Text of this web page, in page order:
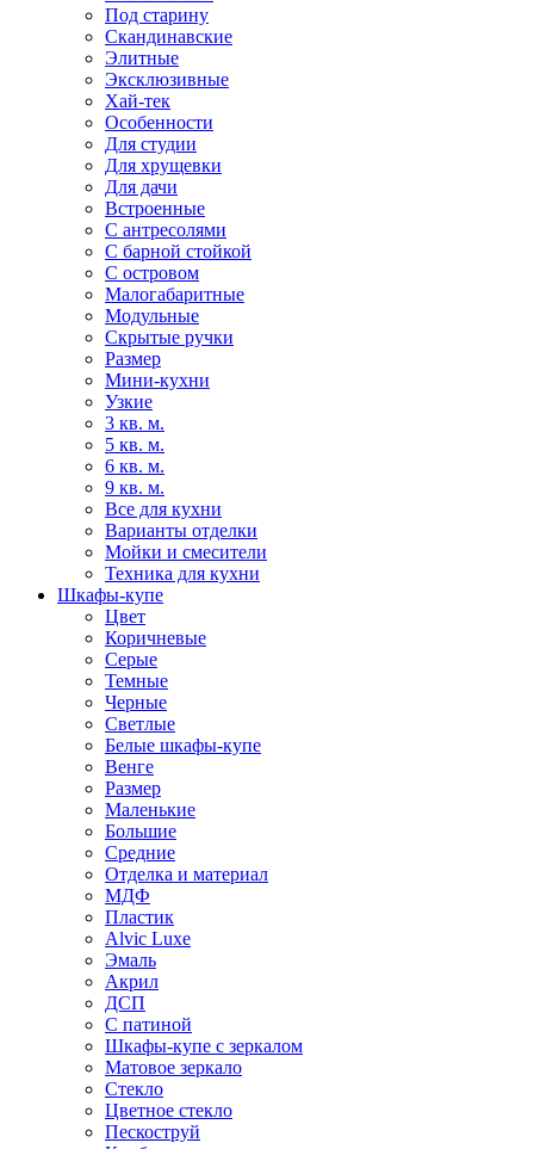
Под старину
Скандинавские
Элитные
Эксклюзивные
Хай-тек
Особенности
Для студии
Для хрущевки
Для дачи
Встроенные
С антресолями
С барной стойкой
С островом
Малогабаритные
Модульные
Скрытые ручки
Размер
Мини-кухни
Узкие
3 кв. м.
5 кв. м.
6 кв. м.
9 кв. м.
Все для кухни
Варианты отделки
Мойки и смесители
Техника для кухни
Шкафы-купе
Цвет
Коричневые
Серые
Темные
Черные
Светлые
Белые шкафы-купе
Венге
Размер
Маленькие
Большие
Средние
Отделка и материал
МДФ
Пластик
Alvic Luxe
Эмаль
Акрил
ДСП
С патиной
Шкафы-купе с зеркалом
Матовое зеркало
Стекло
Цветное стекло
Пескоструй